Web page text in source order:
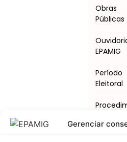
Gerenciar
Obras
Públicas
EPAMIG
Período
Eleitoral